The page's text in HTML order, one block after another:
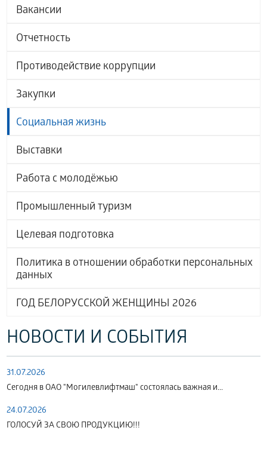
Вакансии
Отчетность
Противодействие коррупции
Закупки
Социальная жизнь
Выставки
Работа с молодёжью
Промышленный туризм
Целевая подготовка
Политика в отношении обработки персональных
данных
ГОД БЕЛОРУССКОЙ ЖЕНЩИНЫ 2026
НОВОСТИ И СОБЫТИЯ
31.07.2026
Сегодня в ОАО "Могилевлифтмаш" состоялась важная и...
24.07.2026
ГОЛОСУЙ ЗА СВОЮ ПРОДУКЦИЮ!!!